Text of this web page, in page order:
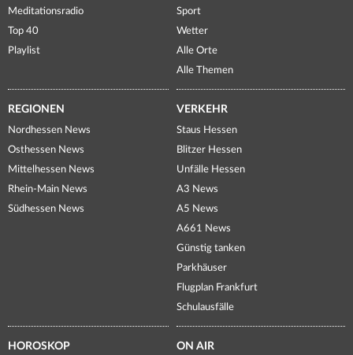
Meditationsradio
Top 40
Playlist
Sport
Wetter
Alle Orte
Alle Themen
REGIONEN
Nordhessen News
Osthessen News
Mittelhessen News
Rhein-Main News
Südhessen News
VERKEHR
Staus Hessen
Blitzer Hessen
Unfälle Hessen
A3 News
A5 News
A661 News
Günstig tanken
Parkhäuser
Flugplan Frankfurt
Schulausfälle
HOROSKOP ON AIR